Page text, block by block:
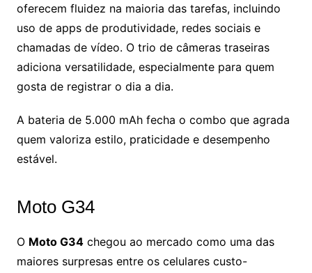
oferecem fluidez na maioria das tarefas, incluindo
uso de apps de produtividade, redes sociais e
chamadas de vídeo. O trio de câmeras traseiras
adiciona versatilidade, especialmente para quem
gosta de registrar o dia a dia.
A bateria de 5.000 mAh fecha o combo que agrada
quem valoriza estilo, praticidade e desempenho
estável.
Moto G34
O Moto G34chegou ao mercado como uma das
maiores surpresas entre os celulares custo-